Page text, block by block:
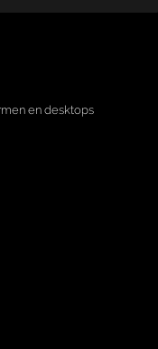
en desktops